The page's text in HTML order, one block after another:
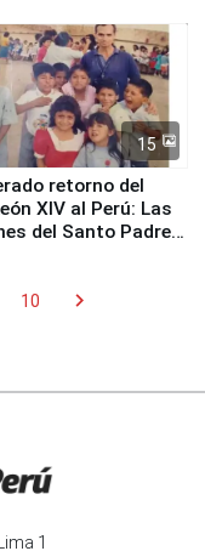
15
retorno del
XIV al Perú: Las
del Santo Padre
10 chevron_right
1